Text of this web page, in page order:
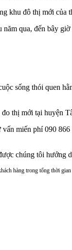
khu đô thị mới
qua, đến bây
sống thói quen
đo thị mới tại huyện
miến phí 090
chúng tôi hướng
hàng trong tổng thời